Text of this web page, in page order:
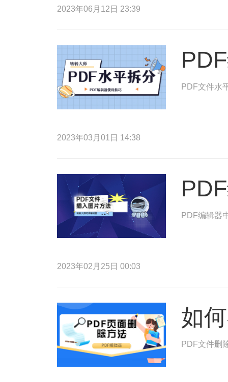
2023年06月12日 23:39
PDF文件水
2023年03月01日 14:38
PDF编辑器
2023年02月25日 00:03
如
PDF文件删